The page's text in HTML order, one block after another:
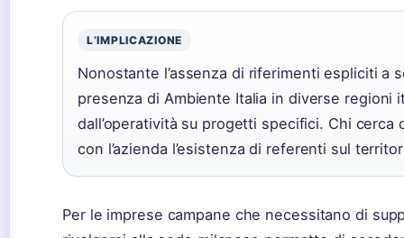
L’IMPLICAZIONE
Nonostante l’assenza di riferimenti espliciti a
presenza di Ambiente Italia in diverse regioni
dall’operatività su progetti specifici. Chi
con l’azienda l’esistenza di referenti sul
Per le imprese campane che necessitano di